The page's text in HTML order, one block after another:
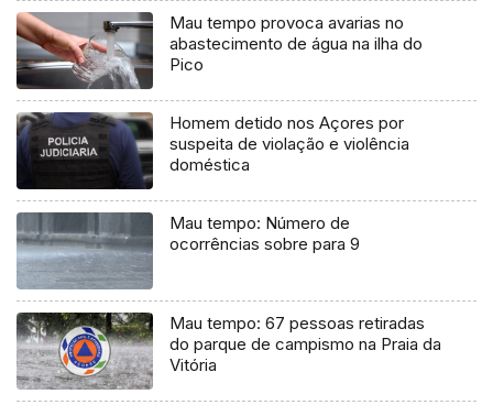
Mau tempo provoca avarias no
abastecimento de água na ilha do
Pico
Homem detido nos Açores por
suspeita de violação e violência
doméstica
Mau tempo: Número de
ocorrências sobre para 9
Mau tempo: 67 pessoas retiradas
do parque de campismo na Praia da
Vitória